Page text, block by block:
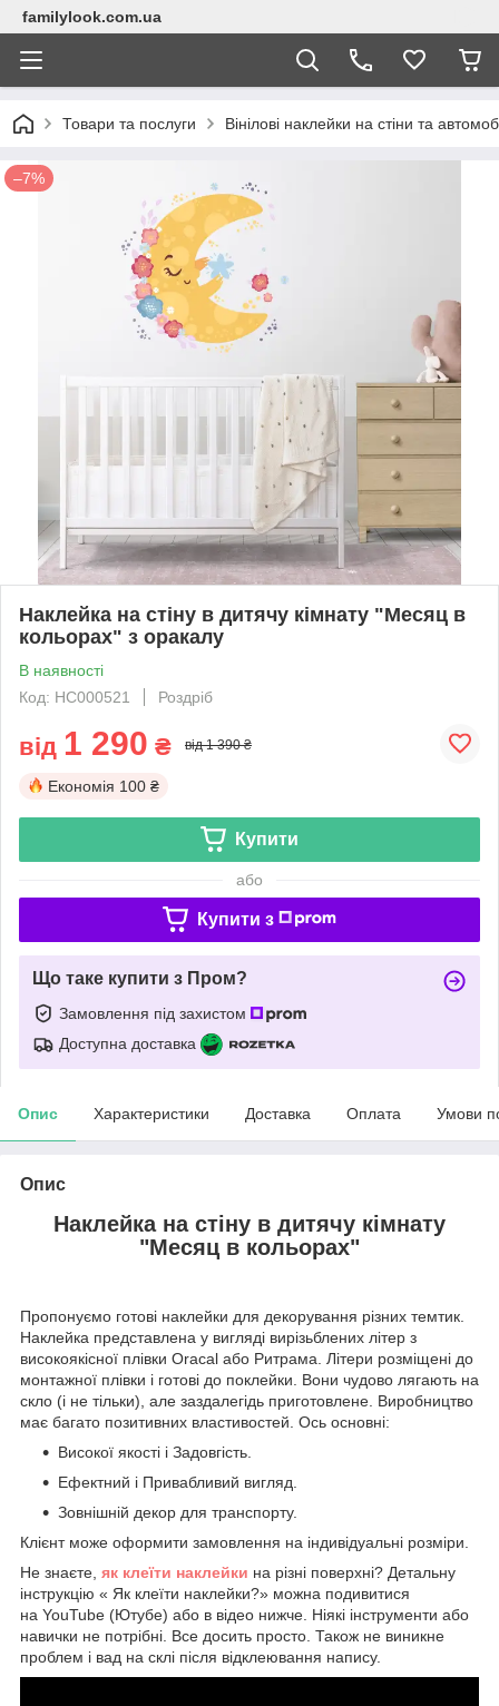
familylook.com.ua
Товари та послуги Вінілові наклейки на стіни та
–7%
Наклейка на стіну в дитячу кімнату "Месяц в
кольорах" з оракалу
В наявності
Код: НС000521
Роздріб
від 1 290 ₴ від 1 390 ₴
Економія 100 ₴
Купити
або
Купити з
Що таке купити з Пром?
Замовлення під захистом
Доступна доставка
Опис Характеристики Доставка Оплата Умови
Опис
Наклейка на стіну в дитячу кімнату
"Месяц в кольорах"
Пропонуємо готові наклейки для декорування різних темтик.
Наклейка представлена у вигляді вирізьблених літер з
високоякісної плівки Oracal або Ритрама. Літери розміщені до
монтажної плівки і готові до поклейки. Вони чудово лягають на
скло (і не тільки), але заздалегідь приготовлене. Виробництво
має багато позитивних властивостей. Ось основні:
Високої якості і Задовгість.
Ефектний і Привабливий вигляд.
Зовнішній декор для транспорту.
Клієнт може оформити замовлення на індивідуальні розміри.
Не знаєте, як клеїти наклейки на різні поверхні? Детальну
інструкцію « Як клеїти наклейки?» можна подивитися
на YouTube (Ютубе) або в відео нижче. Ніякі інструменти або
навички не потрібні. Все досить просто. Також не виникне
проблем і вад на склі після відклеювання напису.